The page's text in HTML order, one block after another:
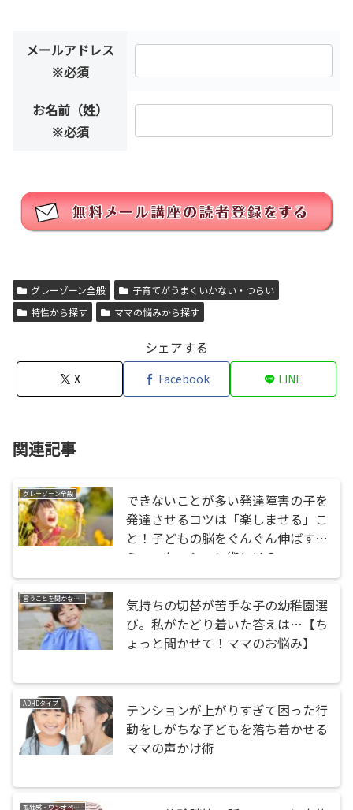
メールアドレス
※必須
お名前（姓）
※必須
グレーゾーン全般
子育てがうまくいかない・つらい
特性から探す
ママの悩みから探す
シェアする
X Facebook LINE
関連記事
グレーゾーン全般
できないことが多い発達障害の子を
発達させるコツは「楽しませる」こ
と！子どもの脳をぐんぐん伸ばすコ
ミュニケーション術とは？
言うことを聞かない・話が聞けない
気持ちの切替が苦手な子の幼稚園選
び。私がたどり着いた答えは…【ち
ょっと聞かせて！ママのお悩み】
ADHDタイプ
テンションが上がりすぎて困った行
動をしがちな子どもを落ち着かせる
ママの声かけ術
孤独感・ワンオペ育児